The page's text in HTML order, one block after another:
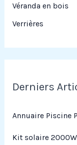
Véranda en bois
Verrières
Derniers
Annuaire Piscine
Kit solaire